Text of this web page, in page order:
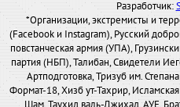
Разработчик:
*Организации, экстремисты и
(Facebook и Instagram), Русский
повстанческая армия (УПА),
партия (НБП), Талибан, Свидетели
Артподготовка, Тризуб им.
Формат-18, Хизб ут-Тахрир,